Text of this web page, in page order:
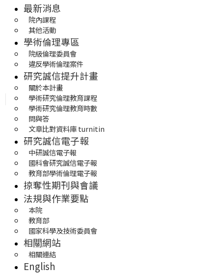
最新消息
院內課程
其他活動
學術倫理專區
院級倫理委員會
違反學術倫理案件
研究誠信提升計畫
關於本計畫
學術研究倫理教育課程
學術研究倫理教育時數
問與答
文章比對資料庫 turnitin
研究誠信電子報
中研誠信電子報
國科會研究誠信電子報
教育部學術倫理電子報
掠奪性期刊與會議
法規與作業要點
本院
教育部
國家科學及技術委員會
相關網站
相關連結
English